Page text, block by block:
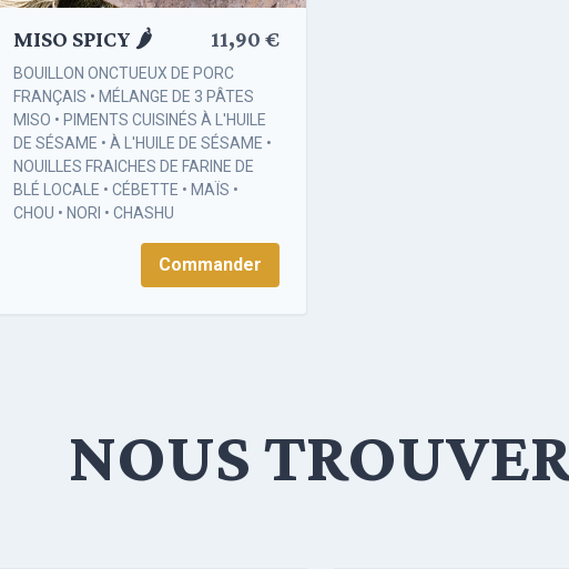
MISO SPICY 🌶️ 11,90 €
BOUILLON ONCTUEUX DE PORC
FRANÇAIS • MÉLANGE DE 3 PÂTES
MISO • PIMENTS CUISINÉS À L'HUILE
DE SÉSAME • À L'HUILE DE SÉSAME •
NOUILLES FRAICHES DE FARINE DE
BLÉ LOCALE • CÉBETTE • MAÏS •
CHOU • NORI • CHASHU
Commander
NOUS